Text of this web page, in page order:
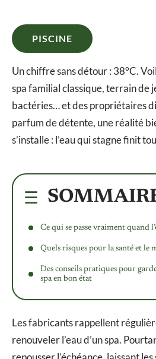
PISCINE
Un chiffre sans détour : 38°C.
spa familial classique, terrain de
bactéries… et des propriétaires
parfum de détente, une réalité
s’installe : l’eau qui stagne finit
Ce qui se passe vraiment quand
Quels risques pour la santé et le
Des conseils pratiques pour
spa en bon état
Les fabricants rappellent
renouveler l’eau d’un spa.